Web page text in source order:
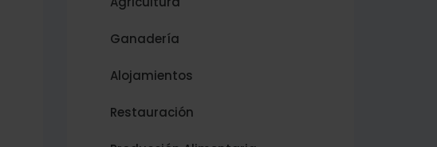
Ganadería
Alojamientos
Restauración